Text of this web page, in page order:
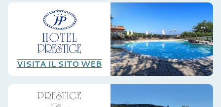
VISITA IL SITO WEB